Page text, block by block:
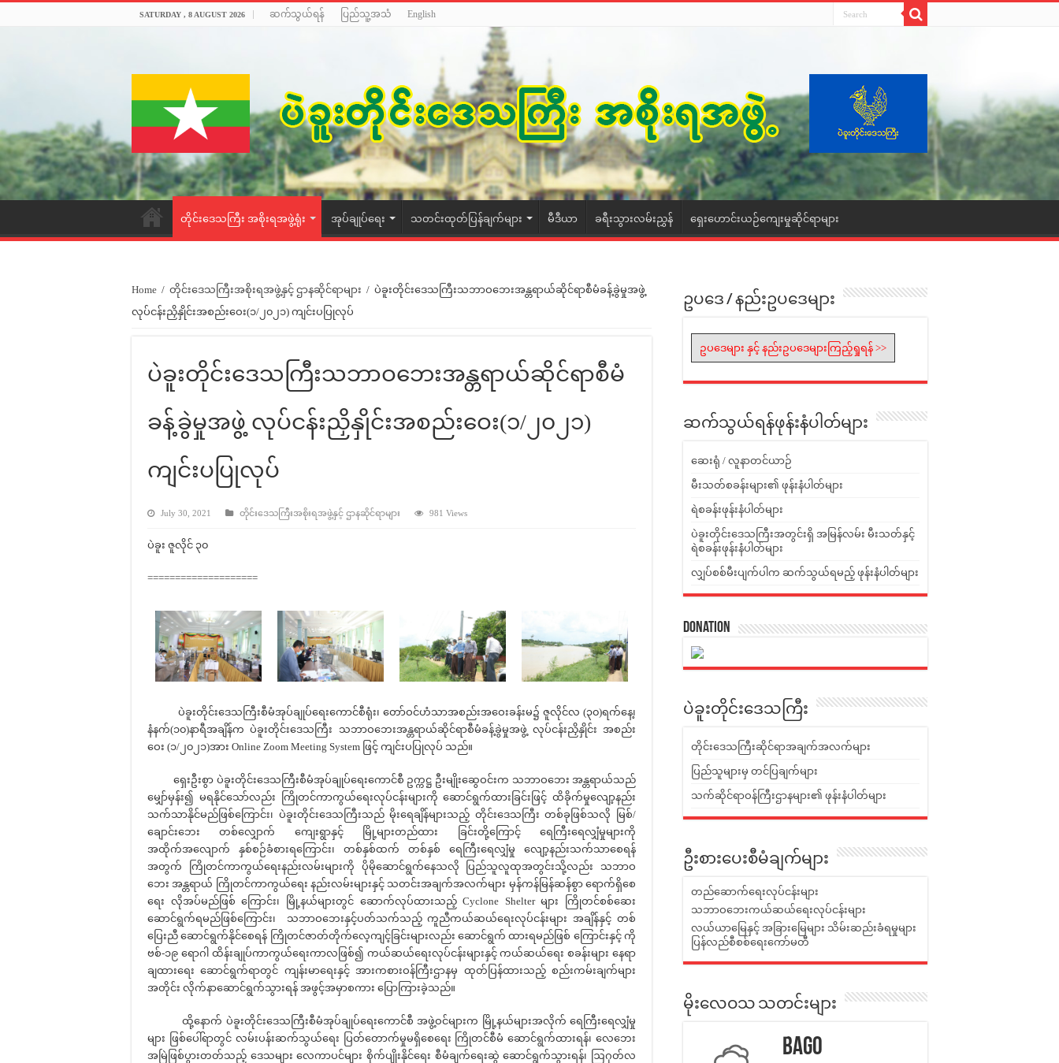
SATURDAY , 8 AUGUST 2026 ဆက်သွယ်ရန် ပြည်သူ့အသံ English
တိုင်းဒေသကြီး အစိုးရအဖွဲ့ရုံး အုပ်ချုပ်ရေး သတင်းထုတ်ပြန်ချက်များ မီဒီယာ ခရီးသွားလမ်းညွှန် ရှေးဟောင်းယဉ်ကျေးမှုဆိုင်ရာများ
Home / တိုင်းဒေသကြီးအစိုးရအဖွဲ့နှင့် ဌာနဆိုင်ရာများ / ပဲခူးတိုင်းဒေသကြီးသဘာဝဘေးအန္တရာယ်ဆိုင်ရာစီမံခန့်ခွဲမှုအဖွဲ့
လုပ်ငန်းညှိနှိုင်းအစည်းဝေး(၁/၂၀၂၁) ကျင်းပပြုလုပ်
ပဲခူးတိုင်းဒေသကြီးသဘာဝဘေးအန္တရာယ်ဆိုင်ရာစီမံ
ခန့်ခွဲမှုအဖွဲ့ လုပ်ငန်းညှိနှိုင်းအစည်းဝေး(၁/၂၀၂၁)
ကျင်းပပြုလုပ်
July 30, 2021 တိုင်းဒေသကြီးအစိုးရအဖွဲ့နှင့် ဌာနဆိုင်ရာများ 981 Views
ပဲခူး ဇူလိုင် ၃၀
====================
ပဲခူးတိုင်းဒေသကြီးစီမံအုပ်ချုပ်ရေးကောင်စီရုံး၊ တော်ဝင်ဟံသာအစည်းအဝေးခန်းမ၌ ဇူလိုင်လ (၃၀)ရက်နေ့၊
နံနက်(၁၀)နာရီအချိန်က ပဲခူးတိုင်းဒေသကြီး သဘာဝဘေးအန္တရာယ်ဆိုင်ရာစီမံခန့်ခွဲမှုအဖွဲ့ လုပ်ငန်းညှိနှိုင်း အစည်း
ဝေး (၁/၂၀၂၁)အား Online Zoom Meeting System ဖြင့် ကျင်းပပြုလုပ် သည်။
ရှေးဦးစွာ ပဲခူးတိုင်းဒေသကြီးစီမံအုပ်ချုပ်ရေးကောင်စီ ဥက္ကဋ္ဌ ဦးမျိုးဆွေဝင်းက သဘာဝဘေး အန္တရာယ်သည်
မျှော်မှန်း၍ မရနိုင်သော်လည်း ကြိုတင်ကာကွယ်ရေးလုပ်ငန်းများကို ဆောင်ရွက်ထားခြင်းဖြင့် ထိခိုက်မှုလျော့နည်း
သက်သာနိုင်မည်ဖြစ်ကြောင်း၊ ပဲခူးတိုင်းဒေသကြီးသည် မိုးရေချိန်များသည့် တိုင်းဒေသကြီး တစ်ခုဖြစ်သလို မြစ်/
ချောင်းဘေး တစ်လျှောက် ကျေးရွာနှင့် မြို့များတည်ထား ခြင်းတို့ကြောင့် ရေကြီးရေလျှံမှုများကို
အထိုက်အလျောက် နှစ်စဉ်ခံစားရကြောင်း၊ တစ်နှစ်ထက် တစ်နှစ် ရေကြီးရေလျှံမှု လျော့နည်းသက်သာစေရန်
အတွက် ကြိုတင်ကာကွယ်ရေးနည်းလမ်းများကို ပိုမိုဆောင်ရွက်နေသလို ပြည်သူလူထုအတွင်းသို့လည်း သဘာဝ
ဘေး အန္တရာယ် ကြိုတင်ကာကွယ်ရေး နည်းလမ်းများနှင့် သတင်းအချက်အလက်များ မှန်ကန်မြန်ဆန်စွာ ရောက်ရှိစေ
ရေး လိုအပ်မည်ဖြစ် ကြောင်း၊ မြို့နယ်များတွင် ဆောက်လုပ်ထားသည့် Cyclone Shelter များ ကြိုတင်စစ်ဆေး
ဆောင်ရွက်ရမည်ဖြစ်ကြောင်း၊ သဘာဝဘေးနှင့်ပတ်သက်သည့် ကူညီကယ်ဆယ်ရေးလုပ်ငန်းများ အချိန်နှင့် တစ်
ပြေးညီ ဆောင်ရွက်နိုင်စေရန် ကြိုတင်ဇာတ်တိုက်လေ့ကျင့်ခြင်းများလည်း ဆောင်ရွက် ထားရမည်ဖြစ် ကြောင်းနှင့် ကို
ဗစ်-၁၉ ရောဂါ ထိန်းချုပ်ကာကွယ်ရေးကာလဖြစ်၍ ကယ်ဆယ်ရေးလုပ်ငန်းများနှင့် ကယ်ဆယ်ရေး စခန်းများ နေရာ
ချထားရေး ဆောင်ရွက်ရာတွင် ကျန်းမာရေးနှင့် အားကစားဝန်ကြီးဌာနမှ ထုတ်ပြန်ထားသည့် စည်းကမ်းချက်များ
အတိုင်း လိုက်နာဆောင်ရွက်သွားရန် အဖွင့်အမှာစကား ပြောကြားခဲ့သည်။
ထို့နောက် ပဲခူးတိုင်းဒေသကြီးစီမံအုပ်ချုပ်ရေးကောင်စီ အဖွဲ့ဝင်များက မြို့နယ်များအလိုက် ရေကြီးရေလျှံမှု
များ ဖြစ်ပေါ်ရာတွင် လမ်းပန်းဆက်သွယ်ရေး ပြတ်တောက်မှုမရှိစေရေး ကြိုတင်စီမံ ဆောင်ရွက်ထားရန်၊ လေဘေး
အမြဲဖြစ်ပွားတတ်သည့် ဒေသများ လေကာပင်များ စိုက်ပျိုးနိုင်ရေး စီမံချက်ရေးဆွဲ ဆောင်ရွက်သွားရန်၊ ဩဂုတ်လ
ဥပဒေ / နည်းဥပဒေများ
ဥပဒေများ နှင့် နည်းဥပဒေများကြည့်ရှုရန် >>
ဆက်သွယ်ရန်ဖုန်းနံပါတ်များ
ဆေးရုံ / လူနာတင်ယာဉ်
မီးသတ်စခန်းများ၏ ဖုန်းနံပါတ်များ
ရဲစခန်းဖုန်းနံပါတ်များ
ပဲခူးတိုင်းဒေသကြီးအတွင်းရှိ အမြန်လမ်း မီးသတ်နှင့်
ရဲစခန်းဖုန်းနံပါတ်များ
လျှပ်စစ်မီးပျက်ပါက ဆက်သွယ်ရမည့် ဖုန်းနံပါတ်များ
Donation
ပဲခူးတိုင်းဒေသကြီး
တိုင်းဒေသကြီးဆိုင်ရာအချက်အလက်များ
ပြည်သူများမှ တင်ပြချက်များ
သက်ဆိုင်ရာဝန်ကြီးဌာနများ၏ ဖုန်းနံပါတ်များ
ဦးစားပေးစီမံချက်များ
တည်ဆောက်ရေးလုပ်ငန်းများ
သဘာဝဘေးကယ်ဆယ်ရေးလုပ်ငန်းများ
လယ်ယာမြေနှင့် အခြားမြေများ သိမ်းဆည်းခံရမှုများ
ပြန်လည်စီစစ်ရေးကော်မတီ
မိုးလေဝသ သတင်းများ
Bago